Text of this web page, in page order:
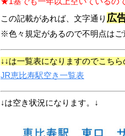
この記載があれば、文字通り 広
※色々規定があるので不明点はご
↓↓は一覧表になりますのでこち
JR恵比寿駅空き一覧表
↓は空き状況になります。↓